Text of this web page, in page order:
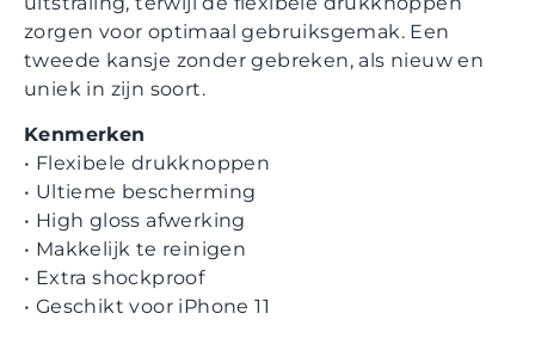
zorgen voor optimaal gebruiksgemak. Een
tweede kansje zonder gebreken, als nieuw en
uniek in zijn soort.
Kenmerken
• Flexibele drukknoppen
• Ultieme bescherming
• High gloss afwerking
• Makkelijk te reinigen
• Extra shockproof
• Geschikt voor iPhone 11